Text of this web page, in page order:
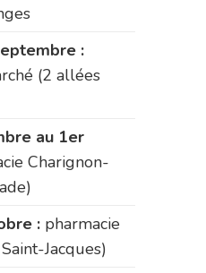
:
(2 allées
au 1er
Charignon-
: pharmacie
Jacques)